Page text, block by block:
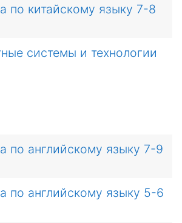
по китайскому языку 7-8
системы и технологии
по английскому языку 7-9
по английскому языку 5-6